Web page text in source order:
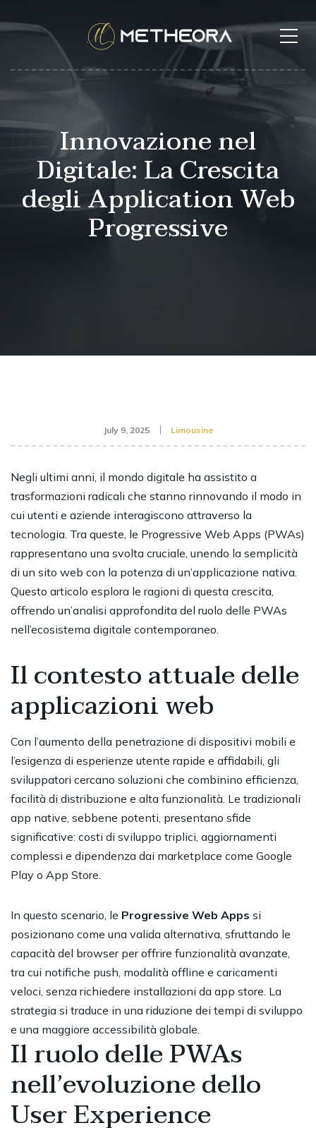
Innovazione nel
Digitale: La Crescita
degli Application Web
Progressive
July 9, 2025 Limousine
Negli ultimi anni, il mondo digitale ha assistito a
trasformazioni radicali che stanno rinnovando il modo in
cui utenti e aziende interagiscono attraverso la
tecnologia. Tra queste, le Progressive Web Apps (PWAs)
rappresentano una svolta cruciale, unendo la semplicità
di un sito web con la potenza di un’applicazione nativa.
Questo articolo esplora le ragioni di questa crescita,
offrendo un’analisi approfondita del ruolo delle PWAs
nell’ecosistema digitale contemporaneo.
Il contesto attuale delle
applicazioni web
Con l’aumento della penetrazione di dispositivi mobili e
l’esigenza di esperienze utente rapide e affidabili, gli
sviluppatori cercano soluzioni che combinino efficienza,
facilità di distribuzione e alta funzionalità. Le tradizionali
app native, sebbene potenti, presentano sfide
significative: costi di sviluppo triplici, aggiornamenti
complessi e dipendenza dai marketplace come Google
Play o App Store.
In questo scenario, le Progressive Web Apps si
posizionano come una valida alternativa, sfruttando le
capacità del browser per offrire funzionalità avanzate,
tra cui notifiche push, modalità offline e caricamenti
veloci, senza richiedere installazioni da app store. La
strategia si traduce in una riduzione dei tempi di sviluppo
e una maggiore accessibilità globale.
Il ruolo delle PWAs
nell’evoluzione dello
User Experience